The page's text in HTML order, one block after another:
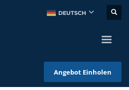
DEUTSCH
Angebot Einholen